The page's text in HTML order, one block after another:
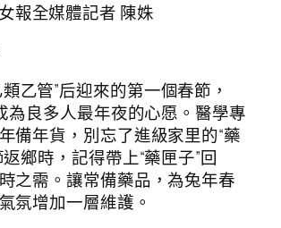
報全媒體記者 陳姝
乙管”后迎來的第一個春節，
為良多人最年夜的心愿。醫學專
備年貨，別忘了進級家里的“藥
鄉時，記得帶上“藥匣子”回
之需。讓常備藥品，為兔年春
氛增加一層維護。